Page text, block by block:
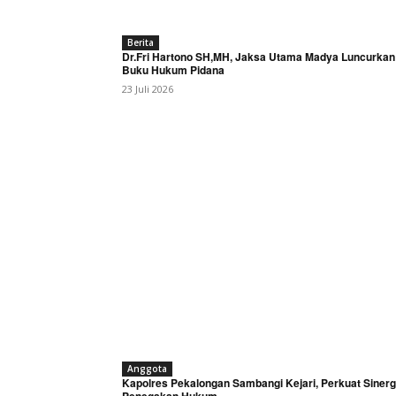
Berita
Dr.Fri Hartono SH,MH, Jaksa Utama Madya
Buku Hukum Pidana
23 Juli 2026
Anggota
Kapolres Pekalongan Sambangi Kejari, Perkuat